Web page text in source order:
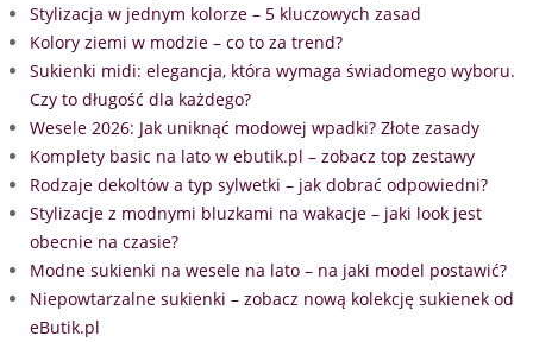
Stylizacja w jednym kolorze – 5 kluczowych zasad
Kolory ziemi w modzie – co to za trend?
Sukienki midi: elegancja, która wymaga świadomego wyboru.
Czy to długość dla każdego?
Wesele 2026: Jak uniknąć modowej wpadki? Złote zasady
Komplety basic na lato w ebutik.pl – zobacz top zestawy
Rodzaje dekoltów a typ sylwetki – jak dobrać odpowiedni?
Stylizacje z modnymi bluzkami na wakacje – jaki look jest
obecnie na czasie?
Modne sukienki na wesele na lato – na jaki model postawić?
Niepowtarzalne sukienki – zobacz nową kolekcję sukienek od
eButik.pl